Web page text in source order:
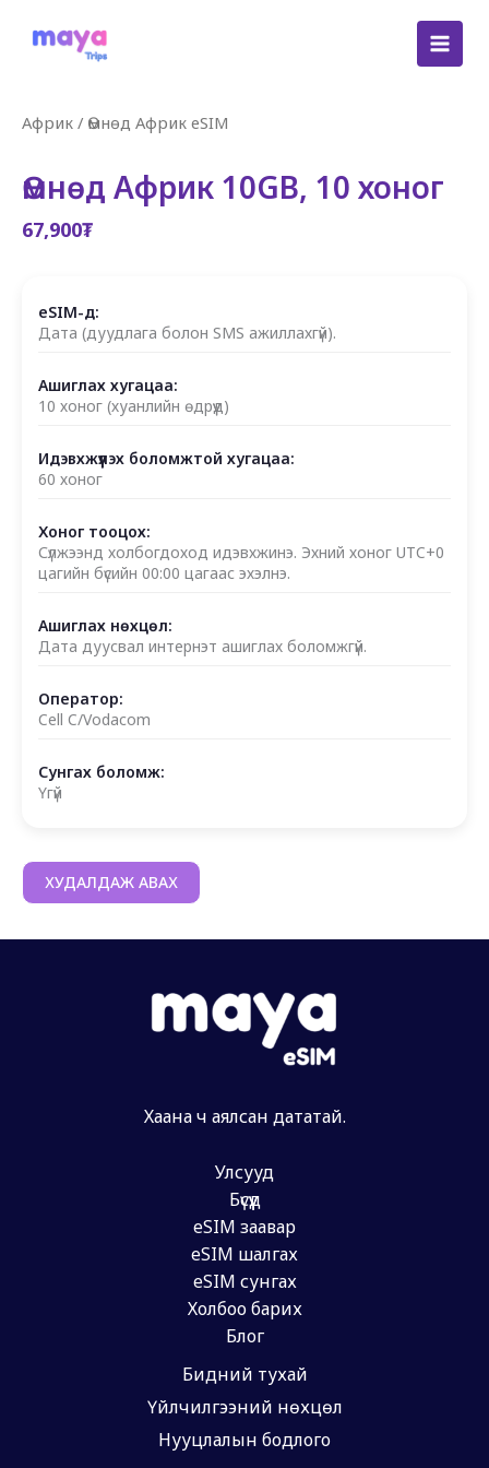
Африк / Өмнөд Африк eSIM
Өмнөд Африк 10GB, 10 хоног
67,900₮
eSIM-д:
Дата (дуудлага болон SMS ажиллахгүй).
Ашиглах хугацаа:
10 хоног (хуанлийн өдрүүд)
Идэвхжүүлэх боломжтой хугацаа:
60 хоног
Хоног тооцох:
Сүлжээнд холбогдоход идэвхжинэ. Эхний хоног UTC+0
цагийн бүсийн 00:00 цагаас эхэлнэ.
Ашиглах нөхцөл:
Дата дуусвал интернэт ашиглах боломжгүй.
Оператор:
Cell C/Vodacom
Сунгах боломж:
Үгүй
ХУДАЛДАЖ АВАХ
Хаана ч аялсан дататай.
Улсууд
Бүсүүд
eSIM заавар
eSIM шалгах
eSIM сунгах
Холбоо барих
Блог
Бидний тухай
Үйлчилгээний нөхцөл
Нууцлалын бодлого